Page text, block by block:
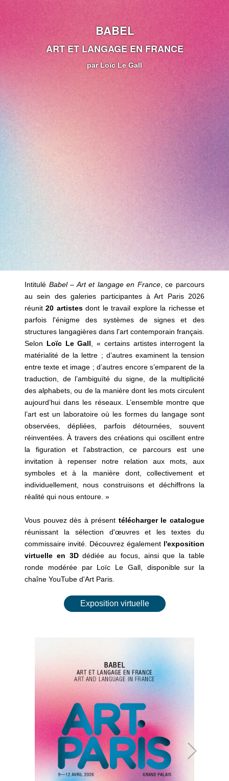
BABEL
ART ET LANGAGE EN FRANCE
par Loïc Le Gall
Intitulé Babel – Art et langage en France, ce parcours
au sein des galeries participantes à Art Paris 2026
réunit20 artistesdont le travail explore la richesse et
parfois l'énigme des systèmes de signes et des
structures langagières dans l'art contemporain français.
Selon Loïc Le Gall , « certains artistes interrogent la
matérialité de la lettre ; d’autres examinent la tension
entre texte et image ; d’autres encore s’emparent de la
traduction, de l’ambiguïté du signe, de la multiplicité
des alphabets, ou de la manière dont les mots circulent
aujourd’hui dans les réseaux. L’ensemble montre que
l’art est un laboratoire où les formes du langage sont
observées, dépliées, parfois détournées, souvent
réinventées. À travers des créations qui oscillent entre
la figuration et l'abstraction, ce parcours est une
invitation à repenser notre relation aux mots, aux
symboles et à la manière dont, collectivement et
individuellement, nous construisons et déchiffrons la
réalité qui nous entoure. »
Vous pouvez dès à présent télécharger le catalogue
réunissant la sélection d'œuvres et les textes du
commissaire invité. Découvrez également l'exposition
virtuelle en 3Ddédiée au focus, ainsi que la table
ronde modérée par Loïc Le Gall, disponible sur la
chaîne YouTube d'Art Paris.
Exposition virtuelle